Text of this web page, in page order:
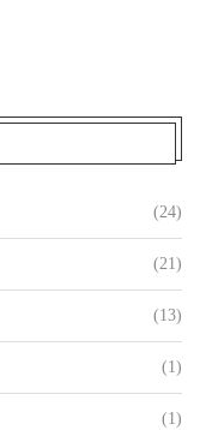
(24)
(21)
(13)
(1)
(1)